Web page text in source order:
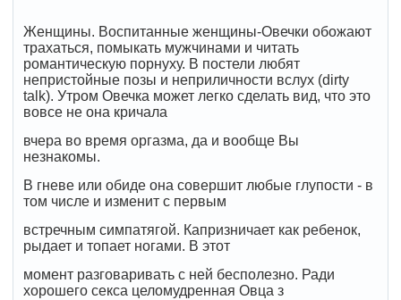
Женщины. Воспитанные женщины-Овечки обожают
трахаться, помыкать мужчинами и читать
романтическую порнуху. В постели любят
непристойные позы и неприличности вслух (dirty
talk). Утром Овечка может легко сделать вид, что это
вовсе не она кричала
вчера во время оргазма, да и вообще Вы
незнакомы.
В гневе или обиде она совершит любые глупости - в
том числе и изменит с первым
встречным симпатягой. Капризничает как ребенок,
рыдает и топает ногами. В этот
момент разговаривать с ней бесполезно. Ради
хорошего секса целомудренная Овца з